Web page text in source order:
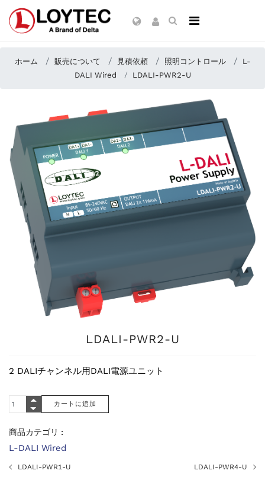
ホーム 販売について 見積依頼 照明コントロール
L-
DALI Wired
LDALI-PWR2-U
LDALI-PWR2-U
2 DALIチャンネル用DALI電源ユニット
商品カテゴリ :
L-DALI Wired
LDALI-PWR1-U LDALI-PWR4-U